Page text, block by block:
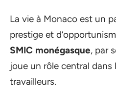
La vie à Monaco est un
prestige et
SMIC monégasque, par
joue un rôle central dans
travailleurs.